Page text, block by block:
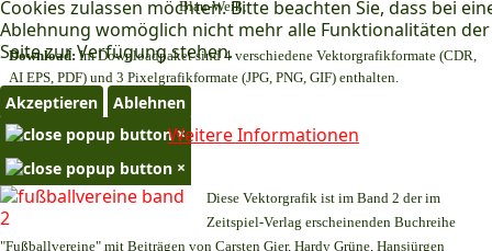
Cookies zulassen möchten. Bitte beachten Sie, dass bei
Ablehnung womöglich nicht mehr alle Funktionalitäten der
Seite zur Verfügung stehen.
Akzeptieren Ablehnen
Weitere Informationen
Blau-Weiß;
Download: Im Downloadpaket sind 4 verschiedene Vektorgrafikformate (CDR,
AI EPS, PDF) und 3 Pixelgrafikformate (JPG, PNG, GIF) enthalten.
×
×
Diese Vektorgrafik ist im Band 2 der im
Zeitspiel-Verlag erscheinenden Buchreihe
"Fußballvereine" mit Beiträgen von Carsten Gier, Hardy Grüne, Hansjürgen